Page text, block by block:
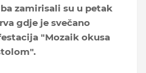
zamirisali su u petak
gdje je svečano
"Mozaik okusa